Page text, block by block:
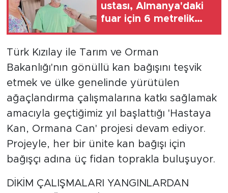
ustası, Almanya'daki
fuar için 6 metrelik
Türk Kızılay ile Tarım ve Orman
Bakanlığı'nın gönüllü kan bağışını teşvik
etmek ve ülke genelinde yürütülen
ağaçlandırma çalışmalarına katkı sağlamak
amacıyla geçtiğimiz yıl başlattığı 'Hastaya
Kan, Ormana Can' projesi devam ediyor.
Projeyle, her bir ünite kan bağışı için
bağışçı adına üç fidan toprakla buluşuyor.
DİKİM ÇALIŞMALARI YANGINLARDAN